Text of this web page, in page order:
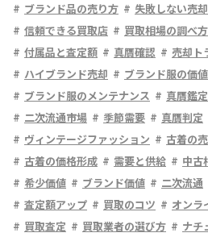
ブランド品の売り方 失敗しない売
信頼できる買取店
買取相場の調べ方
付属品と査定額
真贋確認
売却ト
ハイブランド売却
ブランド服の価値
ブランド服のメンテナンス
真贋鑑定
二次流通市場
季節需要
真贋判定
ヴィンテージファッション
古着の
古着の価格形成
需要と供給 中古
希少価値
ブランド価値 二次流通
査定額アップ
買取のコツ オンラ
買取査定
買取業者の選び方
ナチ